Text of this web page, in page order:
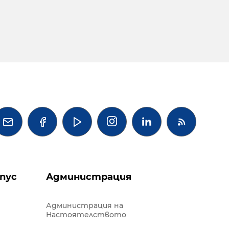
   
Администрация
Администрация на
Настоятелството